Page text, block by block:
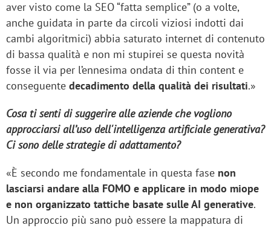
aver visto come la SEO “fatta semplice” (o a volte,
anche guidata in parte da circoli viziosi indotti dai
cambi algoritmici) abbia saturato internet di contenuto
di bassa qualità e non mi stupirei se questa novità
fosse il via per l’ennesima ondata di thin content e
conseguente decadimento della qualità dei risultati.»
Cosa ti senti di suggerire alle aziende che vogliono
approcciarsi all’uso dell'intelligenza artificiale generativa?
Ci sono delle strategie di adattamento?
«È secondo me fondamentale in questa fase non
lasciarsi andare alla FOMO e applicare in modo miope
e non organizzato tattiche basate sulle AI generative.
Un approccio più sano può essere la mappatura di